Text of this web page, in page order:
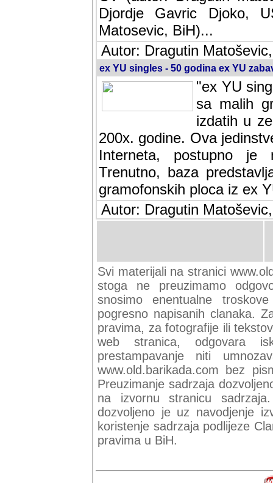
Djordje Gavric Djoko,
Matosevic, BiH)...
Autor: Dragutin
ex YU singles - 50 godina ex YU
"ex YU
sa malih
izdatih u
200x. godine. Ova
Interneta, postupno je
baza predstavlja
ploca iz ex YU.
Autor: Dragutin
Svi materijali na stranici
stoga ne preuzimamo
snosimo enentualne
pogresno napisanih clanaka.
pravima, za fotografije ili
web stranica, odgovara
prestampavanje niti
www.old.barikada.com bez
Preuzimanje sadrzaja
na izvornu stranicu
dozvoljeno je uz navodjenje
koristenje sadrzaja podlijeze
pravima u BiH.